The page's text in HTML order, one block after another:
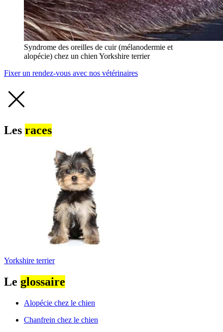
Syndrome des oreilles de cuir (mélanodermie et
alopécie) chez un chien Yorkshire terrier
Fixer un rendez-vous avec nos vétérinaires
Les races
Yorkshire terrier
Le glossaire
Alopécie chez le chien
Chanfrein chez le chien